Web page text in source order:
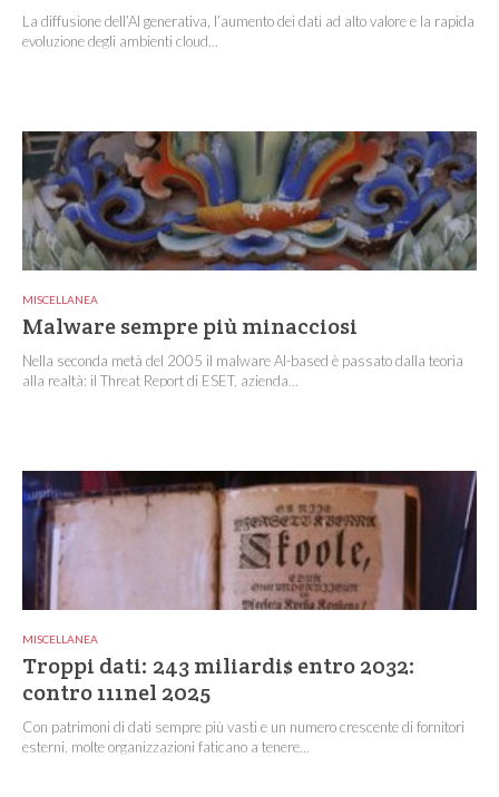
La diffusione dell’AI generativa, l’aumento dei dati ad alto valore e la rapida
evoluzione degli ambienti cloud...
MISCELLANEA
Malware sempre più minacciosi
Nella seconda metà del 2005 il malware AI-based è passato dalla teoria
alla realtà: il Threat Report di ESET, azienda...
MISCELLANEA
Troppi dati: 243 miliardi$ entro 2032:
contro 111nel 2025
Con patrimoni di dati sempre più vasti e un numero crescente di fornitori
esterni, molte organizzazioni faticano a tenere...